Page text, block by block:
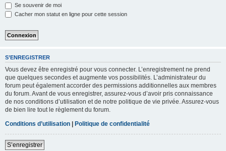
Se souvenir de moi
Cacher mon statut en ligne pour cette session
S’ENREGISTRER
Vous devez être enregistré pour vous connecter. L’enregistrement ne prend
que quelques secondes et augmente vos possibilités. L’administrateur du
forum peut également accorder des permissions additionnelles aux membres
du forum. Avant de vous enregistrer, assurez-vous d’avoir pris connaissance
de nos conditions d’utilisation et de notre politique de vie privée. Assurez-vous
de bien lire tout le règlement du forum.
Conditions d’utilisation | Politique de confidentialité
S’enregistrer